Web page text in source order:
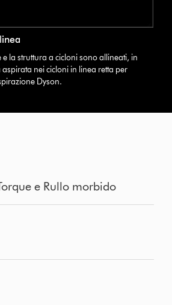
e la struttura a cicloni sono allineati, in
nei cicloni in linea retta per
Dyson.
e Rullo morbido